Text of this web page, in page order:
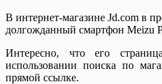
В интернет-магазине Jd.com в
долгожданный смартфон Meizu
Интересно, что его
использовании поиска по
прямой ссылке.